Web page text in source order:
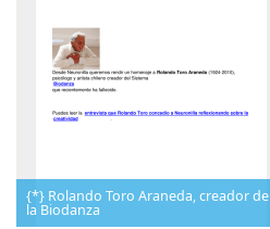
{*} Rolando Toro Araneda, creador de
la Biodanza